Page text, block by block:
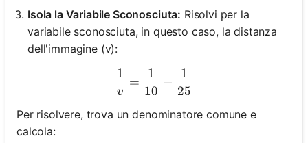
Isola la Variabile Sconosciuta: Risolvi per la
variabile sconosciuta, in questo caso, la distanza
dell'immagine (v):
\frac{1}{v} =
v
1
=
10
1
−
25
1
Per risolvere, trova un denominatore comune e
calcola: